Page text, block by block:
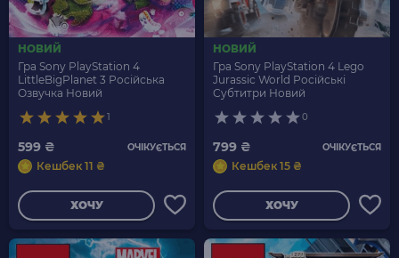
НОВИЙ
Гра Sony PlayStation 4
LittleBigPlanet 3 Російська
Озвучка Новий
1
599 ₴ ОЧІКУЄТЬСЯ
Кешбек 11 ₴
ХОЧУ
НОВИЙ
Гра Sony PlayStation 4 Lego
Jurassic World Російські
Субтитри Новий
0
799 ₴ ОЧІКУЄТЬСЯ
Кешбек 15 ₴
ХОЧУ